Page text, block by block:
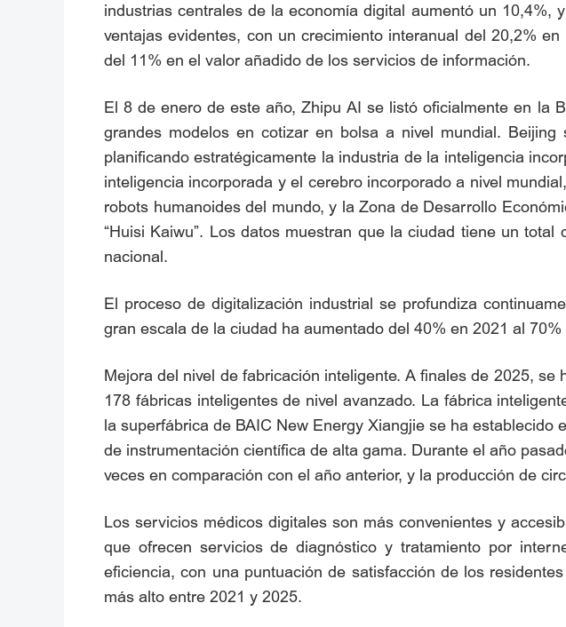
industrias centrales de la economía digital aumentó un
ventajas evidentes, con un crecimiento interanual del 20,2%
del 11% en el valor añadido de los servicios de información.
El 8 de enero de este año, Zhipu AI se listó oficialmente en la
grandes modelos en cotizar en bolsa a nivel mundial.
planificando estratégicamente la industria de la inteligencia
inteligencia incorporada y el cerebro incorporado a nivel
robots humanoides del mundo, y la Zona de Desarrollo
“Huisi Kaiwu”. Los datos muestran que la ciudad tiene un
nacional.
El proceso de digitalización industrial se profundiza
gran escala de la ciudad ha aumentado del 40% en 2021 al 70%
Mejora del nivel de fabricación inteligente. A finales de 2025,
178 fábricas inteligentes de nivel avanzado. La fábrica
la superfábrica de BAIC New Energy Xiangjie se ha
de instrumentación científica de alta gama. Durante el año
veces en comparación con el año anterior, y la producción de
Los servicios médicos digitales son más convenientes y
que ofrecen servicios de diagnóstico y tratamiento por
eficiencia, con una puntuación de satisfacción de los
más alto entre 2021 y 2025.